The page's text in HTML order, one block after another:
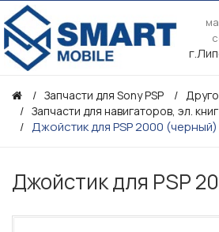
Запчасти для Sony PSP
Запчасти для навигаторов, эл. книг
Джойстик для PSP 2000 (черный)
Джойстик для PSP